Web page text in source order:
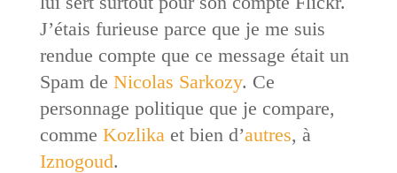
J’étais furieuse parce que je me suis
rendue compte que ce message était un
Spam de Nicolas Sarkozy. Ce
personnage politique que je compare,
comme Kozlika et bien d’autres, à
Iznogoud.